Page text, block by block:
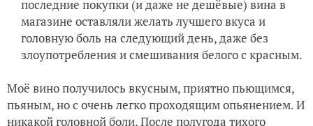
последние покупки (и даже не дешёвые) вина в
магазине оставляли желать лучшего вкуса и
головную боль на следующий день, даже без
злоупотребления и смешивания белого с красным.
Моё вино получилось вкусным, приятно пьющимся,
пьяным, но с очень легко проходящим опьянением. И
никакой головной боли. После полугода тихого